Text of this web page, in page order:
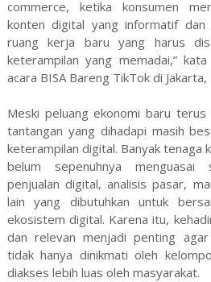
commerce, ketika konsumen
konten digital yang informatif dan
ruang kerja baru yang harus
keterampilan yang memadai,”
acara BISA Bareng TikTok di
Meski peluang ekonomi baru terus
tantangan yang dihadapi masih
keterampilan digital. Banyak tenaga
belum sepenuhnya
penjualan digital, analisis pasar,
lain yang dibutuhkan untuk
ekosistem digital. Karena itu,
dan relevan menjadi penting
tidak hanya dinikmati oleh
diakses lebih luas oleh masyarakat.